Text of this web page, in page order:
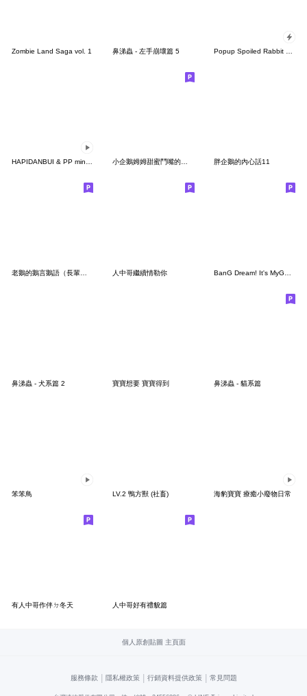
Zombie Land Saga vol. 1 鼻涕蟲 - 左手崩壞篇 5
HAPIDANBUI & PP mini小小企鵝 小企鵝姆姆甜蜜鬥嘴的聖誕節 胖企鵝的內心話11
人中哥繼續情勒你
鼻涕蟲 - 犬系篇 2 寶寶想要 寶寶得到 鼻涕蟲 - 貓系篇
笨笨鳥 LV.2 鴨方獸 (社畜) 海豹寶寶 療癒小廢物日常
有人中哥作伴ㄉ冬天 人中哥好有禮貌篇
個人原創貼圖 主頁面
服務條款 | 隱私權政策 | 行銷資料提供政策 | 常見問題